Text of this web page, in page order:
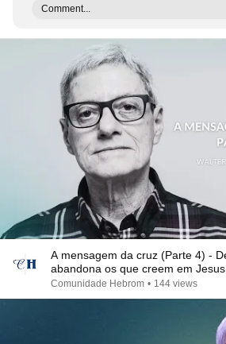
Comment...
A mensagem da cruz (Parte 4) -
abandona os que creem em Jesus
Comunidade Hebrom • 144 views